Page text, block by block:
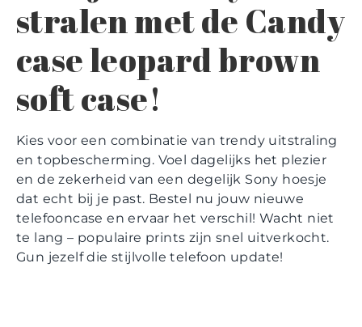
stralen met de Candy
case leopard brown
soft case!
Kies voor een combinatie van trendy uitstraling
en topbescherming. Voel dagelijks het plezier
en de zekerheid van een degelijk Sony hoesje
dat echt bij je past. Bestel nu jouw nieuwe
telefooncase en ervaar het verschil! Wacht niet
te lang – populaire prints zijn snel uitverkocht.
Gun jezelf die stijlvolle telefoon update!